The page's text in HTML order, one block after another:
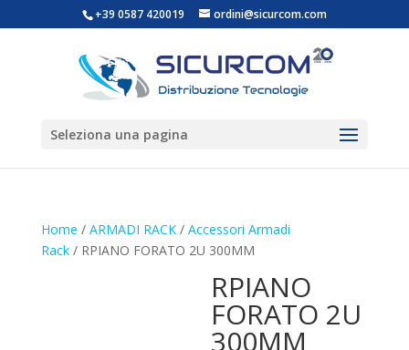
+39 0587 420019 ordini@sicurcom.com
Seleziona una pagina
Home / ARMADI RACK/ Accessori Armadi
Rack/ RPIANO FORATO 2U 300MM
RPIANO
FORATO 2U
300MM